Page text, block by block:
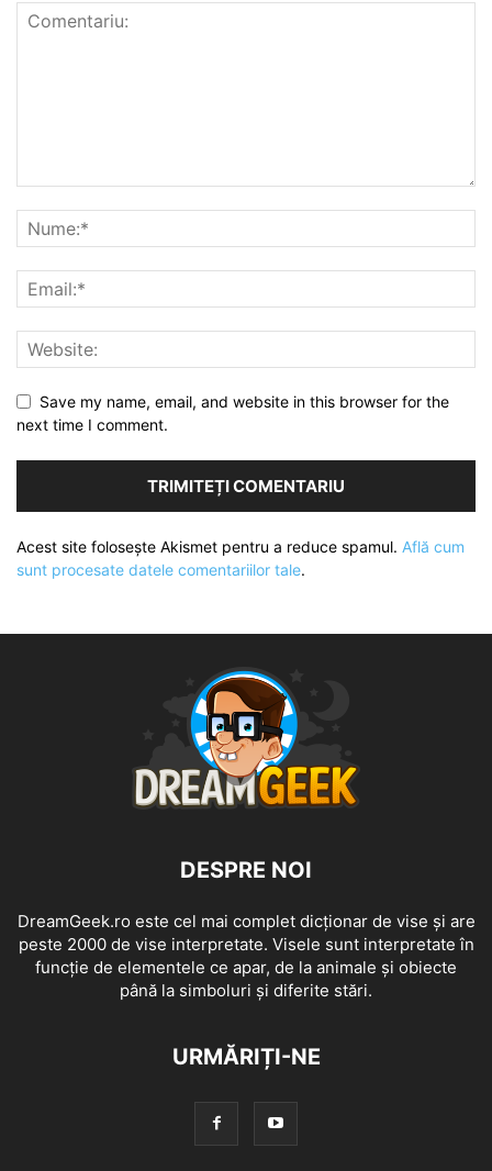
Save my name, email, and website in this browser for the
next time I comment.
Acest site folosește Akismet pentru a reduce spamul. Află cum
sunt procesate datele comentariilor tale.
DESPRE NOI
DreamGeek.ro este cel mai complet dicționar de vise și are
peste 2000 de vise interpretate. Visele sunt interpretate în
funcție de elementele ce apar, de la animale și obiecte
până la simboluri și diferite stări.
URMĂRIȚI-NE